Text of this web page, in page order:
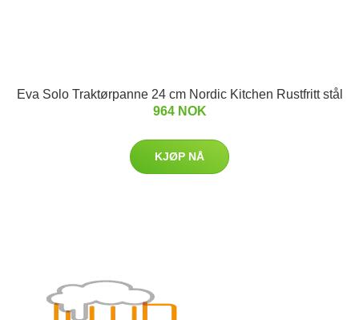
Eva Solo Traktørpanne 24 cm Nordic Kitchen Rustfritt stål
964 NOK
KJØP NÅ